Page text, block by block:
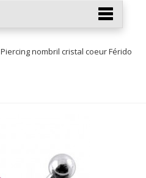
Piercing nombril cristal coeur Férido